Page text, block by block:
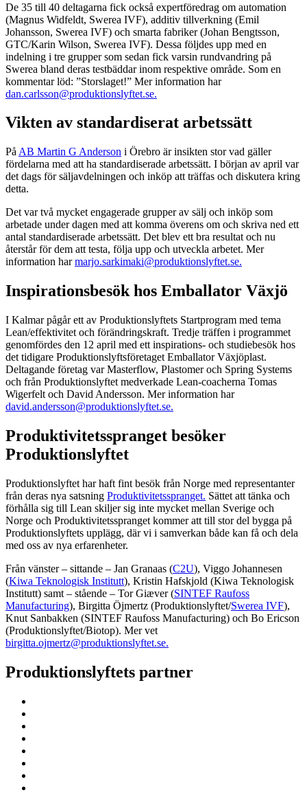
De 35 till 40 deltagarna fick också expertföredrag om automation
(Magnus Widfeldt, Swerea IVF), additiv tillverkning (Emil
Johansson, Swerea IVF) och smarta fabriker (Johan Bengtsson,
GTC/Karin Wilson, Swerea IVF). Dessa följdes upp med en
indelning i tre grupper som sedan fick varsin rundvandring på
Swerea bland deras testbäddar inom respektive område. Som en
kommentar löd: ”Storslaget!” Mer information har
dan.carlsson@produktionslyftet.se.
Vikten av standardiserat arbetssätt
På AB Martin G Anderson i Örebro är insikten stor vad gäller
fördelarna med att ha standardiserade arbetssätt. I början av april var
det dags för säljavdelningen och inköp att träffas och diskutera kring
detta.
Det var två mycket engagerade grupper av sälj och inköp som
arbetade under dagen med att komma överens om och skriva ned ett
antal standardiserade arbetssätt. Det blev ett bra resultat och nu
återstår för dem att testa, följa upp och utveckla arbetet. Mer
information harmarjo.sarkimaki@produktionslyftet.se.
Inspirationsbesök hos Emballator Växjö
I Kalmar pågår ett av Produktionslyftets Startprogram med tema
Lean/effektivitet och förändringskraft. Tredje träffen i programmet
genomfördes den 12 april med ett inspirations- och studiebesök hos
det tidigare Produktionslyftsföretaget Emballator Växjöplast.
Deltagande företag var Masterflow, Plastomer och Spring Systems
och från Produktionslyftet medverkade Lean-coacherna Tomas
Wigerfelt och David Andersson. Mer information har
david.andersson@produktionslyftet.se.
Produktivitetsspranget besöker
Produktionslyftet
Produktionslyftet har haft fint besök från Norge med representanter
från deras nya satsning Produktivitetsspranget. Sättet att tänka och
förhålla sig till Lean skiljer sig inte mycket mellan Sverige och
Norge och Produktivitetsspranget kommer att till stor del bygga på
Produktionslyftets upplägg, där vi i samverkan både kan få och dela
med oss av nya erfarenheter.
Från vänster – sittande – Jan Granaas (C2U), Viggo Johannesen
(Kiwa Teknologisk Institutt), Kristin Hafskjold (Kiwa Teknologisk
Institutt) samt – stående – Tor Giæver (SINTEF Raufoss
Manufacturing), Birgitta Öjmertz (Produktionslyftet/Swerea IVF),
Knut Sanbakken (SINTEF Raufoss Manufacturing) och Bo Ericson
(Produktionslyftet/Biotop). Mer vet
birgitta.ojmertz@produktionslyftet.se.
Produktionslyftets partner